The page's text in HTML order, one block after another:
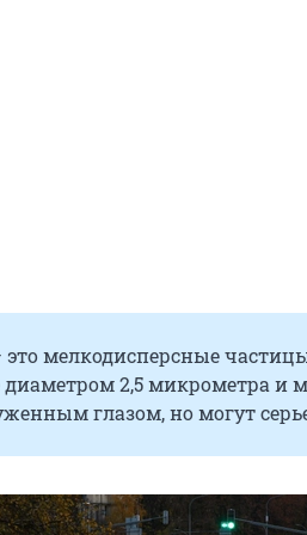
это мелкодисперсные
диаметром 2,5 микрометра
глазом, но могут